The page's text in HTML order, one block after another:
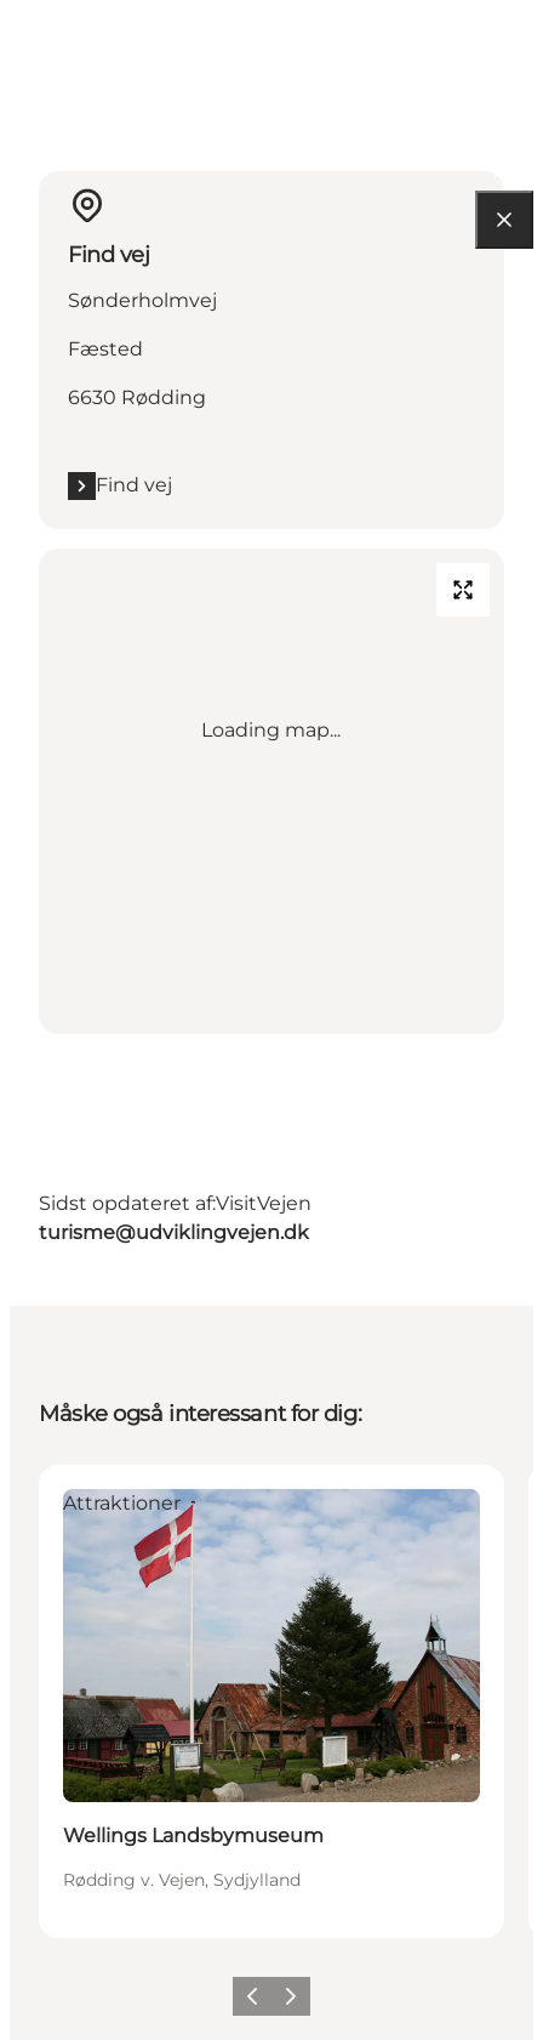
Find vej
Sønderholmvej
Fæsted
6630 Rødding
Find vej
Loading map...
Sidst opdateret af:VisitVejen
turisme@udviklingvejen.dk
Måske også interessant for dig:
Attraktioner
Wellings Landsbymuseum
Rødding v. Vejen, Sydjylland
Forrige billede
Næste billede